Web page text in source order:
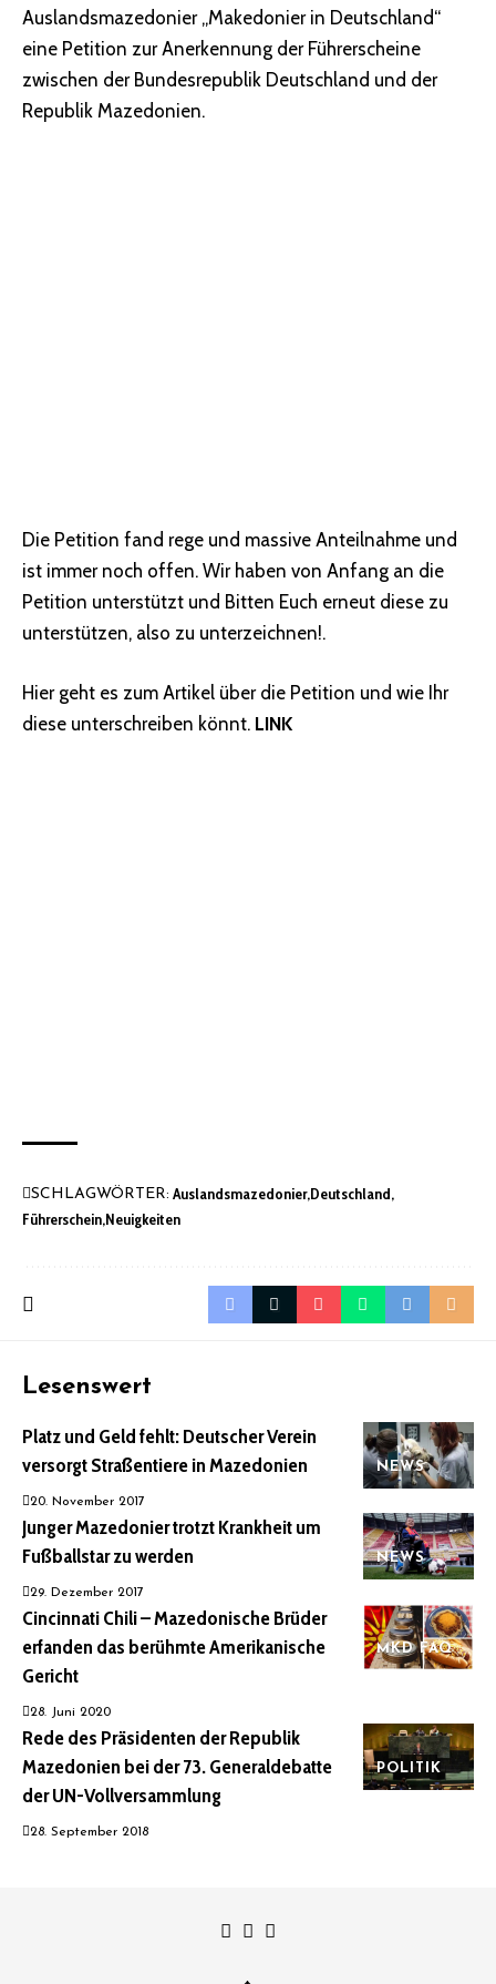
Auslandsmazedonier „Makedonier in Deutschland“
eine Petition zur Anerkennung der Führerscheine
zwischen der Bundesrepublik Deutschland und der
Republik Mazedonien.
Die Petition fand rege und massive Anteilnahme und
ist immer noch offen. Wir haben von Anfang an die
Petition unterstützt und Bitten Euch erneut diese zu
unterstützen, also zu unterzeichnen!.
Hier geht es zum Artikel über die Petition und wie Ihr
diese unterschreiben könnt. LINK
SCHLAGWÖRTER: Auslandsmazedonier Deutschland
Führerschein Neuigkeiten
Lesenswert
NEWS
Platz und Geld fehlt: Deutscher Verein
versorgt Straßentiere in Mazedonien
20. November 2017
NEWS
Junger Mazedonier trotzt Krankheit um
Fußballstar zu werden
29. Dezember 2017
MKD FAQ
Cincinnati Chili – Mazedonische Brüder
erfanden das berühmte Amerikanische
Gericht
28. Juni 2020
POLITIK
Rede des Präsidenten der Republik
Mazedonien bei der 73. Generaldebatte
der UN-Vollversammlung
28. September 2018